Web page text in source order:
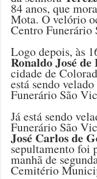
84 anos, que
Mota. O velório
Centro Funerário
Logo depois, às
Ronaldo José
cidade de
está sendo
Funerário São
Já está sendo
Funerário São
José Carlos de
sepultamento foi
manhã de
Cemitério